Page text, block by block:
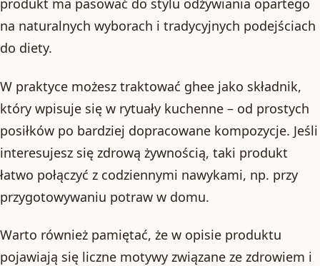
produkt ma pasować do stylu odżywiania opartego
na naturalnych wyborach i tradycyjnych podejściach
do diety.
W praktyce możesz traktować ghee jako składnik,
który wpisuje się w rytuały kuchenne – od prostych
posiłków po bardziej dopracowane kompozycje. Jeśli
interesujesz się zdrową żywnością, taki produkt
łatwo połączyć z codziennymi nawykami, np. przy
przygotowywaniu potraw w domu.
Warto również pamiętać, że w opisie produktu
pojawiają się liczne motywy związane ze zdrowiem i